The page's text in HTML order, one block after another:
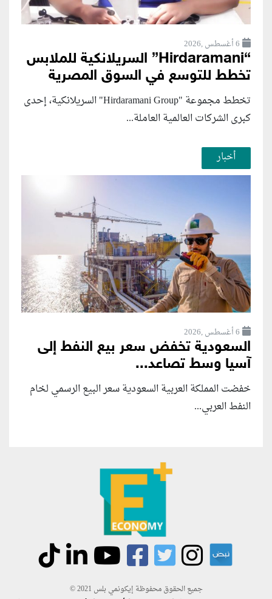
6 أغسطس ,2026
“Hirdaramani” السريلانكية للملابس
تخطط للتوسع في السوق المصرية
تخطط مجموعة "Hirdaramani Group" السريلانكية، إحدى
كبرى الشركات العالمية العاملة...
أخبار
6 أغسطس ,2026
السعودية تخفض سعر بيع النفط إلى
آسيا وسط تصاعد...
خفضت المملكة العربية السعودية سعر البيع الرسمي لخام
النفط العربي...
جميع الحقوق محفوظة إيكونمي بلس 2021 ©